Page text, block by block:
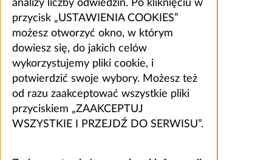
analizy liczby odwiedzin. Po kliknięciu w
przycisk „USTAWIENIA COOKIES”
możesz otworzyć okno, w którym
dowiesz się, do jakich celów
wykorzystujemy pliki cookie, i
potwierdzić swoje wybory. Możesz też
od razu zaakceptować wszystkie pliki
przyciskiem „ZAAKCEPTUJ
WSZYSTKIE I PRZEJDŹ DO SERWISU”.